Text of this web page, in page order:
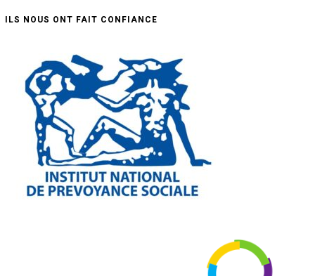
ILS NOUS ONT FAIT CONFIANCE